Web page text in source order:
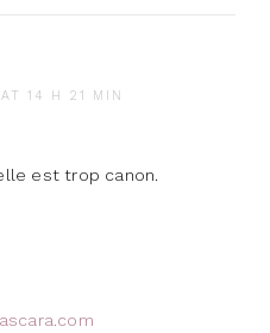
14 H 21 MIN
est trop canon.